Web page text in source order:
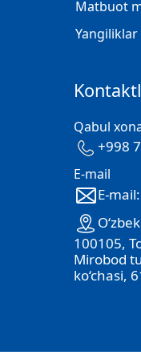
Matbuot
Yangiliklar
Qabul
+998
E-mail
E-
100105,
Mirobod
ko‘chasi,